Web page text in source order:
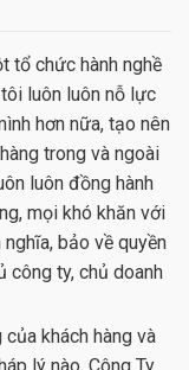
tổ chức hành nghề
luôn luôn nỗ lực
hơn nữa, tạo nên
trong và ngoài
luôn đồng hành
mọi khó khăn với
bảo về quyền
công ty, chủ doanh
khách hàng và